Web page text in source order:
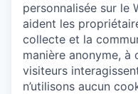
personnalisée sur le
aident les
collecte et la
manière anonyme,
visiteurs
n’utilisons aucun